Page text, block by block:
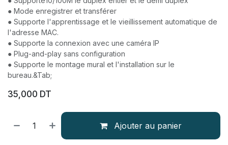
● Mode enregistrer et transférer
● Supporte l'apprentissage et le vieillissement automatique de
l'adresse MAC.
● Supporte la connexion avec une caméra IP
● Plug-and-play sans configuration
● Supporte le montage mural et l'installation sur le
bureau.&Tab;
35,000 DT
Ajouter au panier